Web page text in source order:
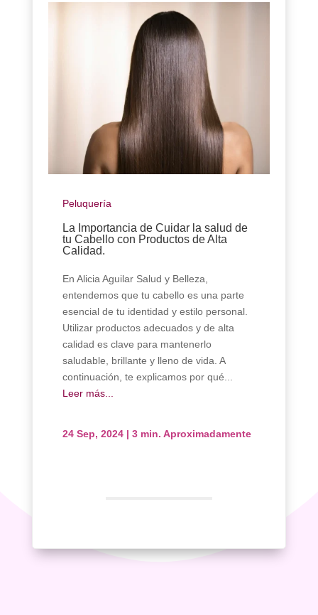
Peluquería
La Importancia de Cuidar la salud de
tu Cabello con Productos de Alta
Calidad.
En Alicia Aguilar Salud y Belleza,
entendemos que tu cabello es una parte
esencial de tu identidad y estilo personal.
Utilizar productos adecuados y de alta
calidad es clave para mantenerlo
saludable, brillante y lleno de vida. A
continuación, te explicamos por qué...
Leer más...
24 Sep, 2024 |3 min. Aproximadamente